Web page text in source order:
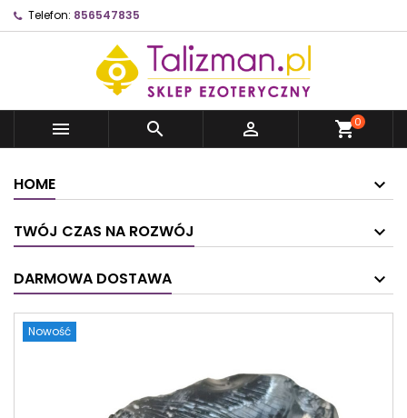
Telefon: 856547835
   shopping_cart0
HOME
TWÓJ CZAS NA ROZWÓJ
DARMOWA DOSTAWA
Nowość